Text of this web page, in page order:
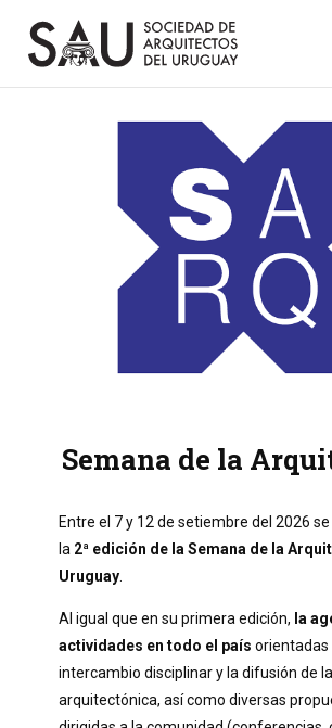
Semana de la
Entre el 7 y 12 de setiembre del 2026
la 2ª edición de la Semana de la
Uruguay.
Al igual que en su primera edición, la
actividades en todo el país orientadas
intercambio disciplinar y la difusión de
arquitectónica, así como diversas